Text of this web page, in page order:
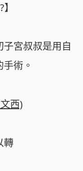
宮叔叔是用自
術。
西)
轉